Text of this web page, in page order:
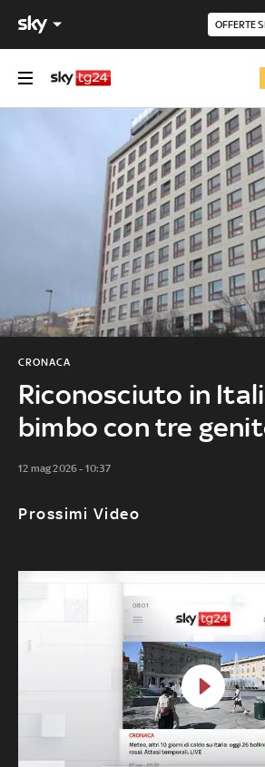
OFFERTE
Riconosciuto in
bimbo con tre
CRONACA
12 mag 2026 - 10:37
Prossimi Video